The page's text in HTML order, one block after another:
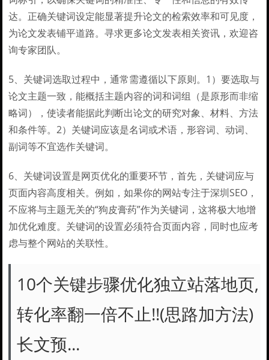
达。正确关键词设定能显著提升论文的检索效率和可见度，
为论文发表铺平道路。寻求更多论文发表相关资讯，欢迎咨
询专家团队。
5、关键词选取过程中，通常需遵循以下原则。1）要选取与
论文主题一致，能概括主题内容的词和词组（是原形而非缩
略词），使读者能据此判断出论文的研究对象、材料、方法
和条件等。2）关键词应该是名词或术语，形容词、动词、
副词等不宜选作关键词。
6、关键词设置是网页优化的重要环节，首先，关键词应与
页面内容高度相关。例如，如果你的网站专注于深圳SEO，
不应将与主题无关的“狗皮膏药”作为关键词，这将极大地增
加优化难度。关键词的设置必须符合页面内容，同时也应考
虑与整个网站的关联性。
10个关键步骤优化独立站落地页,
转化率翻一倍不止!!(思路加方法)
长文预...